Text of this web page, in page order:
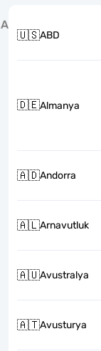
A
🇺🇸ABD
🇩🇪Almanya
🇦🇩Andorra
🇦🇱Arnavutluk
🇦🇺Avustralya
🇦🇹Avusturya